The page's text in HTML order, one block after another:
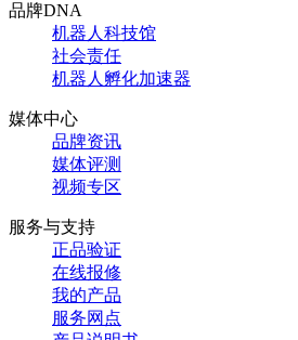
品牌DNA
机器人科技馆
社会责任
机器人孵化加速器
媒体中心
品牌资讯
媒体评测
视频专区
服务与支持
正品验证
在线报修
我的产品
服务网点